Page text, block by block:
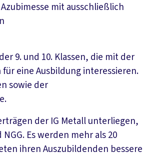
mit ausschließlich
9. und 10. Klassen, die mit der
eine Ausbildung interessieren.
sowie der
der IG Metall unterliegen,
Es werden mehr als 20
ihren Auszubildenden bessere